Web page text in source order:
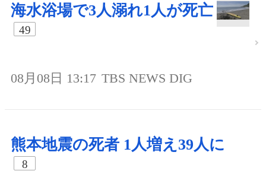
海水浴場で3人溺れ1人が死亡
49
08月08日 13:17 TBS NEWS DIG
熊本地震の死者 1人増え39人に
8